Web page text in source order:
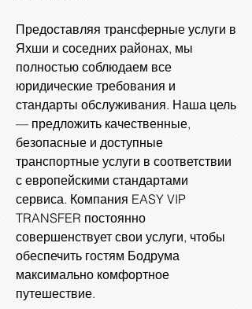
Предоставляя трансферные услуги в
Яхши и соседних районах, мы
полностью соблюдаем все
юридические требования и
стандарты обслуживания. Наша цель
— предложить качественные,
безопасные и доступные
транспортные услуги в соответствии
с европейскими стандартами
сервиса. Компания EASY VIP
TRANSFER постоянно
совершенствует свои услуги, чтобы
обеспечить гостям Бодрума
максимально комфортное
путешествие.